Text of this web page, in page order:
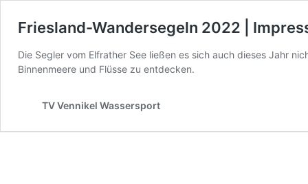
Friesland-Wandersegeln 2022 |
Die Segler vom Elfrather See ließen es sich auch dieses Jahr
Binnenmeere und Flüsse zu entdecken.
TV Vennikel Wassersport